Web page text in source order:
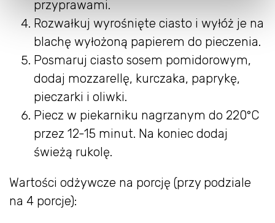
przyprawami.
Rozwałkuj wyrośnięte ciasto i wyłóż je na
blachę wyłożoną papierem do pieczenia.
Posmaruj ciasto sosem pomidorowym,
dodaj mozzarellę, kurczaka, paprykę,
pieczarki i oliwki.
Piecz w piekarniku nagrzanym do 220°C
przez 12-15 minut. Na koniec dodaj
świeżą rukolę.
Wartości odżywcze na porcję (przy podziale
na 4 porcje):